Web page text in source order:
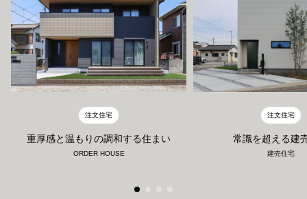
注文住宅
重厚感と温もりの調和する住まい
ORDER HOUSE
注文住宅
常識を超える建
建売住宅